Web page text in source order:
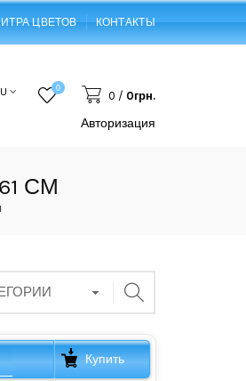
ЦВЕТОВ КОНТАКТЫ
0
0 / 0грн.
Авторизация
СМ
Купить